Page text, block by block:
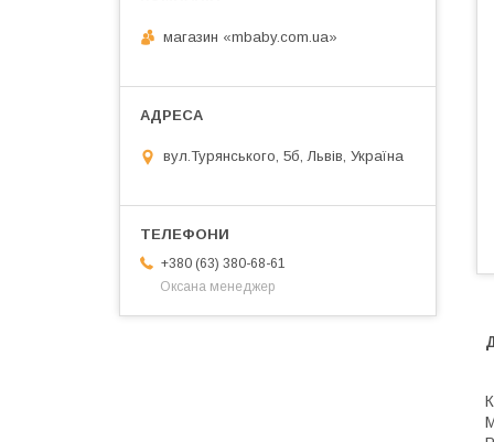
магазин «mbaby.com.ua»
вул.Турянського, 5б, Львів, Україна
+380 (63) 380-68-61
Оксана менеджер